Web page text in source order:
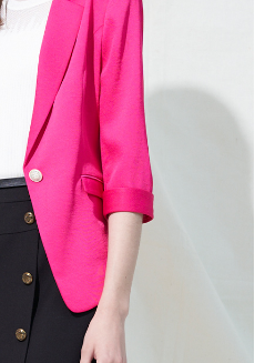
之契約關係目的，商店將以您的個人
予台灣大哥大進項蒐集、處理及利用，
資料之確認、核對及更正。
：
https://oppay.tw/userRule
付 」之結帳頁面顯示為準，若有關於
等相關疑問，請聯繫「AFTEE先享後付
support/home
供之「AFTEE先享後付」服務完成之交
人資料，並將交易相關給付款項請求債
以下網址：
代理人或監護人之同意方可使用
辦者引起之損失，本公司不負相關責
依據個別帳號之用戶狀況，依本公司即
額度不足之情形，本公司將視審查結果
人資訊註冊。若發現惡意使用之情形，
用戶之使用額度並採取法律行動。